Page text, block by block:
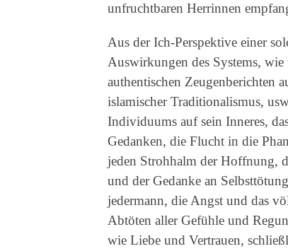
unfruchtbaren Herrinnen
Aus der Ich-Perspektive einer
Auswirkungen des Systems,
authentischen Zeugenberichten
islamischer Traditionalismus,
Individuums auf sein Inneres,
Gedanken, die Flucht in die
jeden Strohhalm der Hoffnung,
und der Gedanke an
jedermann, die Angst und das
Abtöten aller Gefühle und
wie Liebe und Vertrauen,